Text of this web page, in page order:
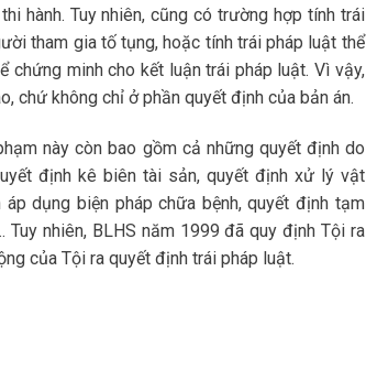
hành. Tuy nhiên, cũng có trường hợp tính trái
tham gia tố tụng, hoặc tính trái pháp luật thể
minh cho kết luận trái pháp luật. Vì vậy,
chứ không chỉ ở phần quyết định của bản án.
này còn bao gồm cả những quyết định do
định kê biên tài sản, quyết định xử lý vật
dụng biện pháp chữa bệnh, quyết định tạm
nhiên, BLHS năm 1999 đã quy định Tội ra
của Tội ra quyết định trái pháp luật.